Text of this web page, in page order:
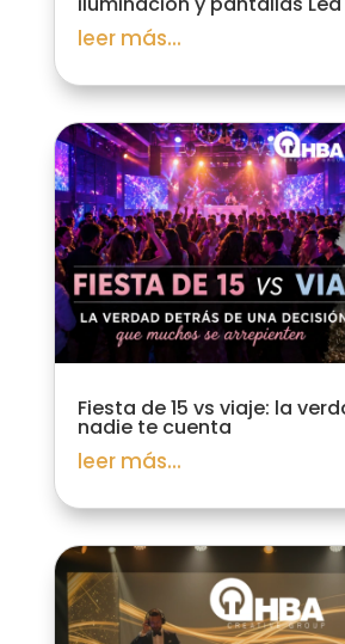
leer más...
Fiesta de 15 vs viaje: la
nadie te cuenta
leer más...